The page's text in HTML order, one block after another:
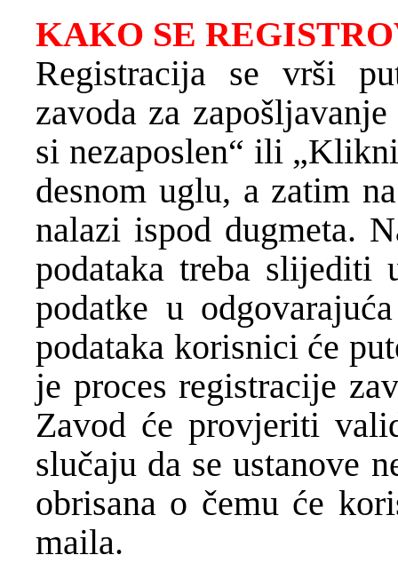
KAKO SE
Registracija se vrši
zavoda za
si nezaposlen“ ili
desnom uglu, a zatim
nalazi ispod dugmeta.
podataka treba slijediti
podatke u
podataka korisnici će
je proces registracije
Zavod će provjeriti
slučaju da se ustanove
obrisana o čemu će
maila.